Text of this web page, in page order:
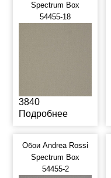
Spectrum Box
54455-18
3840
Подробнее
Обои Andrea Rossi
Spectrum Box
54455-2